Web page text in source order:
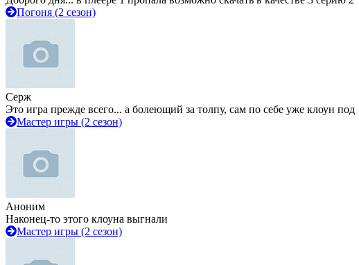
Погоня (2 сезон)
Серж
Это игра прежде всего... а болеющий за толпу, сам по себе уже клоун под
Мастер игры (2 сезон)
Аноним
Наконец-то этого клоуна выгнали
Мастер игры (2 сезон)